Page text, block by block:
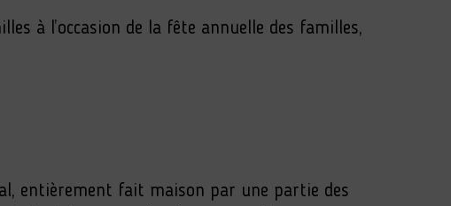
à l’occasion de la fête annuelle des familles,
entièrement fait maison par une partie des